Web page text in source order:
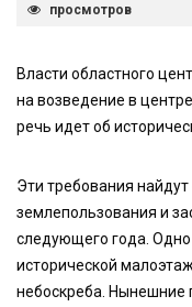
просмотров
Власти областного
на возведение в
речь идет об
Эти требования
землепользования и
следующего года. Одно
исторической
небоскреба. Нынешние